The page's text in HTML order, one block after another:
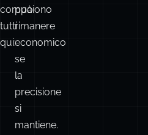
compaiono
tutti
qui:
può
rimanere
economico
se
la
precisione
si
mantiene.